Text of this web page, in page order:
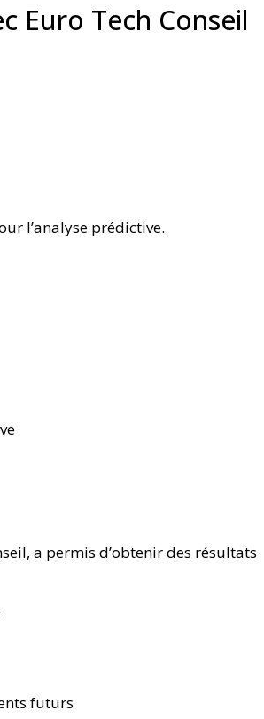
Euro Tech Conseil
l’analyse prédictive.
a permis d’obtenir des résultats
futurs